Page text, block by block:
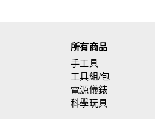
所有商品
手工具
工具組/包
電源儀錶
科學玩具